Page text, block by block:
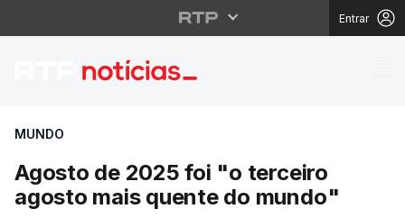
Entrar
Agosto de 2025 foi "o
MUNDO
Agosto de 2025 foi "o terceiro
agosto mais quente do mundo"